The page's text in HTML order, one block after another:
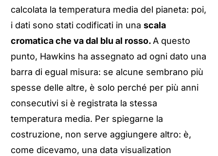
calcolata la temperatura media del pianeta: poi,
i dati sono stati codificati in unascala
cromatica che va dal blu al rosso. A questo
punto, Hawkins ha assegnato ad ogni dato una
barra di egual misura: se alcune sembrano più
spesse delle altre, è solo perché per più anni
consecutivi si è registrata la stessa
temperatura media. Per spiegarne la
costruzione, non serve aggiungere altro: è,
come dicevamo, una data visualization